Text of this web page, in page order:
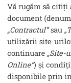
Vă rugăm să citiți
document
„Contractul”sau
utilizării site-
continuare „Site-
Online”) și
disponibile prin